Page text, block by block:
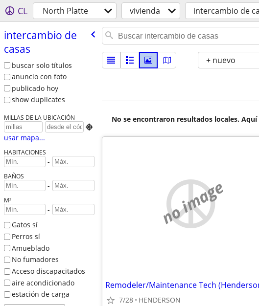
CL North Platte vivienda intercambio de
intercambio de
casas
buscar solo títulos
anuncio con foto
publicado hoy
show duplicates
MILLAS DE LA UBICACIÓN

usar mapa...
HABITACIONES
-
BAÑOS
-
M²
-
Gatos sí
Perros sí
Amueblado
No fumadores
Acceso discapacitados
aire acondicionado
estación de carga
+ nuevo
No se encontraron resultados locales.
no image
7/28 HENDERSON